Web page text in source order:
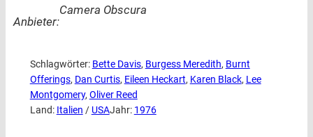
Anbieter:
Camera Obscura
Schlagwörter: Bette Davis, Burgess Meredith, Burnt
Offerings, Dan Curtis, Eileen Heckart, Karen Black, Lee
Montgomery, Oliver Reed
Land: Italien / USAJahr: 1976